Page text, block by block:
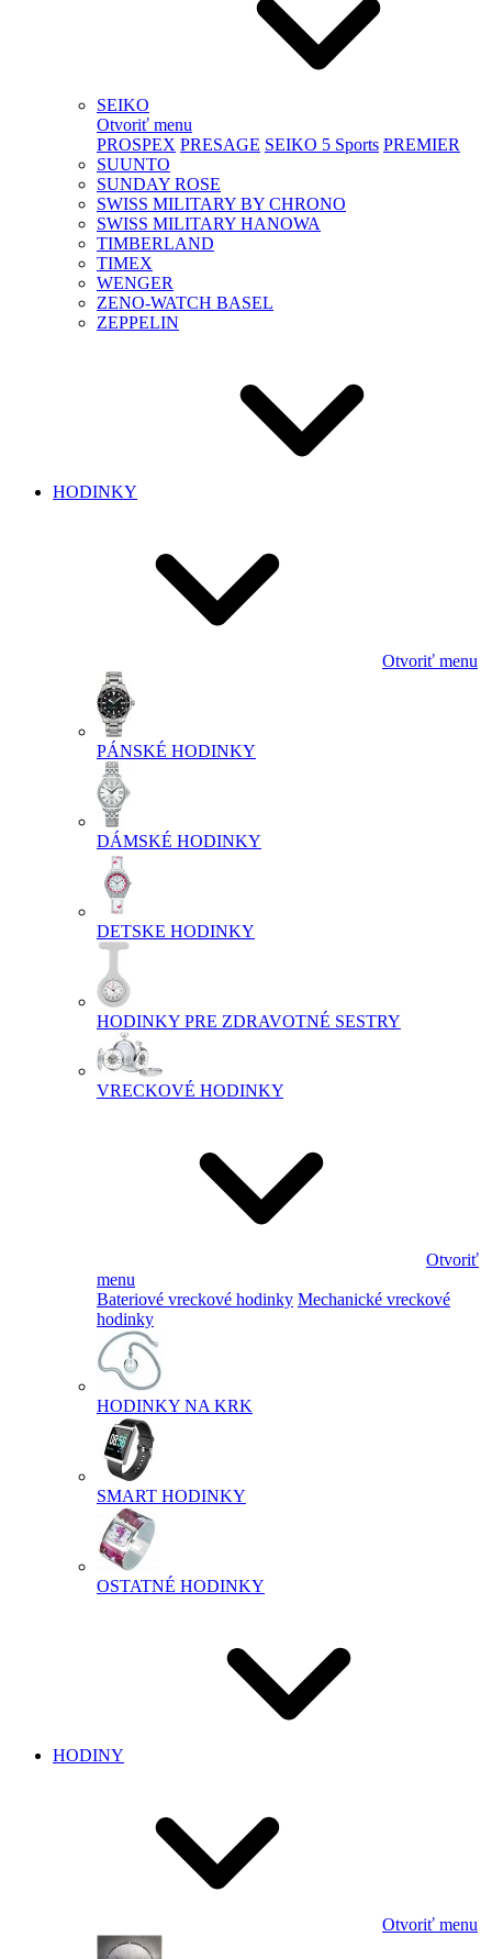
SEIKO
Otvoriť menu
PROSPEX PRESAGE SEIKO 5 Sports PREMIER
SUUNTO
SUNDAY ROSE
SWISS MILITARY BY CHRONO
SWISS MILITARY HANOWA
TIMBERLAND
TIMEX
WENGER
ZENO-WATCH BASEL
ZEPPELIN
HODINKY
Otvoriť menu
PÁNSKÉ HODINKY
DÁMSKÉ HODINKY
DETSKE HODINKY
HODINKY PRE ZDRAVOTNÉ SESTRY
VRECKOVÉ HODINKY
Otvoriť
menu
Bateriové vreckové hodinky Mechanické vreckové
hodinky
HODINKY NA KRK
SMART HODINKY
OSTATNÉ HODINKY
HODINY
Otvoriť menu